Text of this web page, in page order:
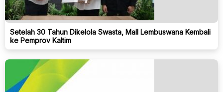
Setelah 30 Tahun Dikelola Swasta, Mall Lembuswana Kembali
ke Pemprov Kaltim